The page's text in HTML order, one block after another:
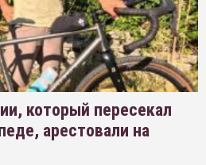
который пересекал
арестовали на